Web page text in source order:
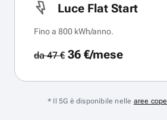
Luce Flat Start
Fino a 800 kWh/anno.
da 47 €36 €/mese
* Il 5G è disponibile nelle aree